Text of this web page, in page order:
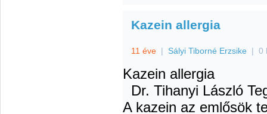
Kazein allergia
11 éve | Sályi Tiborné Erzsike | 0
Kazein allergia
Dr. Tihanyi László
A kazein az emlősök